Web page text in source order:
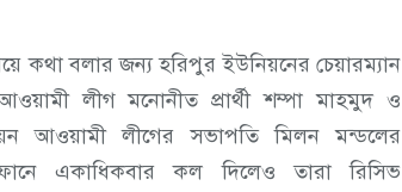
কথা বলার জন্য হরিপুর ইউনিয়নের চেয়ারম্যান
লীগ মনোনীত প্রার্থী শম্পা মাহমুদ ও
আওয়ামী লীগের সভাপতি মিলন মন্ডলের
একাধিকবার কল দিলেও তারা রিসিভ